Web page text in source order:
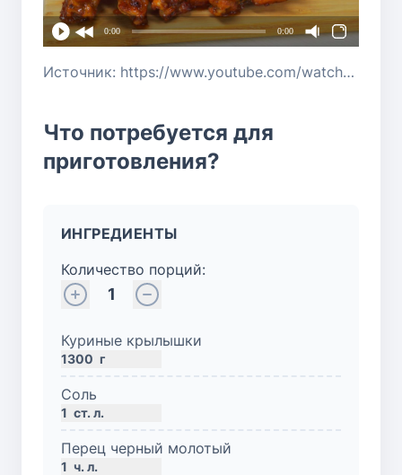
0:00 0:00
Источник: https://www.youtube.com/watch?v=SRUsvGii_kg
Что потребуется для
приготовления?
ИНГРЕДИЕНТЫ
Количество порций:
1
Куриные крылышки
1300 г
Соль
1 ст. л.
Перец черный молотый
1 ч. л.